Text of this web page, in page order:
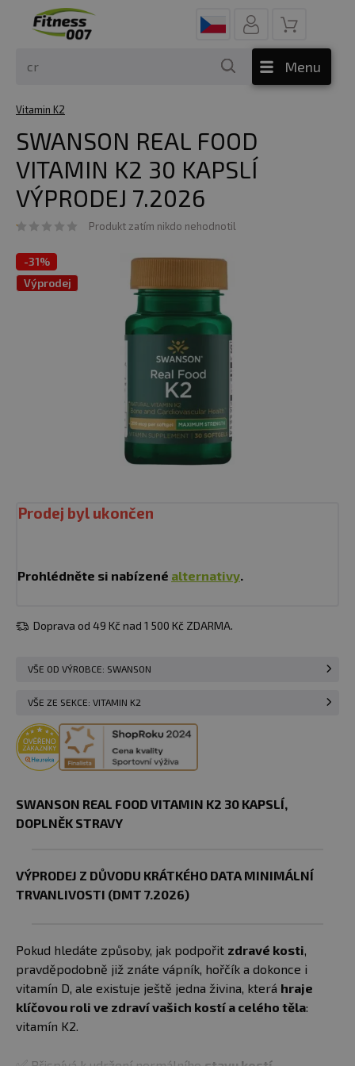
Menu
Vitamin K2
SWANSON REAL FOOD
VITAMIN K2 30 KAPSLÍ
VÝPRODEJ 7.2026
Produkt zatím nikdo nehodnotil
-31%
Výprodej
Prodej byl ukončen
Prohlédněte si nabízené alternativy.
Doprava od 49 Kč nad 1 500 Kč ZDARMA.
VŠE OD VÝROBCE: SWANSON
VŠE ZE SEKCE: VITAMIN K2
SWANSON REAL FOOD VITAMIN K2 30 KAPSLÍ,
DOPLNĚK STRAVY
VÝPRODEJ Z DŮVODU KRÁTKÉHO DATA MINIMÁLNÍ
TRVANLIVOSTI (DMT 7.2026)
Pokud hledáte způsoby, jak podpořit zdravé kosti,
pravděpodobně již znáte vápník, hořčík a dokonce i
vitamín D, ale existuje ještě jedna živina, která hraje
klíčovou roli ve zdraví vašich kostí a celého těla:
vitamín K2.